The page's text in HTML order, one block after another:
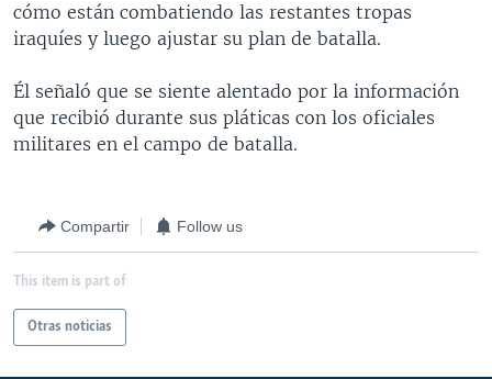
DEPORTES
AUDIOS
FORO INTERAMERICANO
LAS CLAVES
PANORAMA
AVANCE INFORMATIVO
BUENOS DÍAS AMÉRICA
ESTADOS UNIDOS AL DÍA
FORO [RADIO]
ENTRETENIMIENTO
DIRECT
Learning English
Idiomas
cómo están combatiendo las restantes tropas
iraquíes y luego ajustar su plan de batalla.
Él señaló que se siente alentado por la información
que recibió durante sus pláticas con los oficiales
militares en el campo de batalla.
Compartir Follow us
This item is part of
Otras noticias